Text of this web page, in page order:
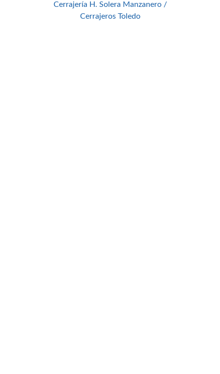
Cerrajería H. Solera Manzanero /
Cerrajeros Toledo